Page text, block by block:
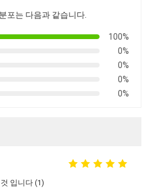
포는 다음과 같습니다.
100%
0%
0%
0%
0%
입니다 (1)